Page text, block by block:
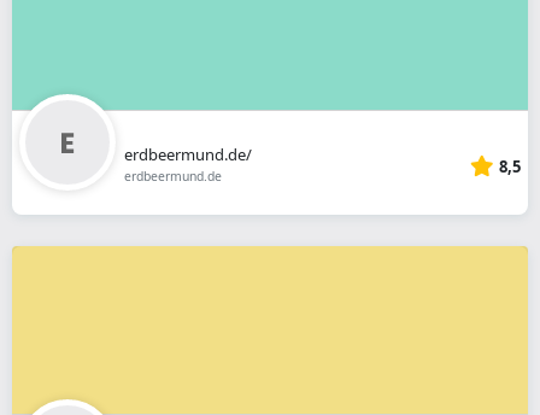
erdbeermund.de/
erdbeermund.de 8,5